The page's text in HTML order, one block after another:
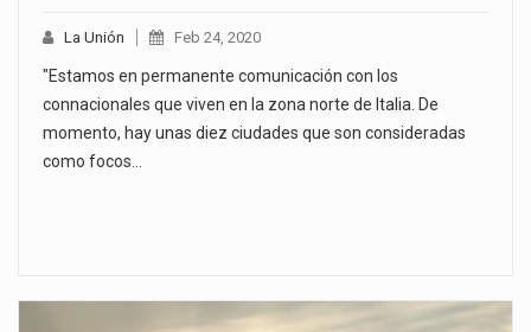
La Unión Feb 24, 2020
"Estamos en permanente comunicación con los
connacionales que viven en la zona norte de Italia. De
momento, hay unas diez ciudades que son consideradas
como focos…